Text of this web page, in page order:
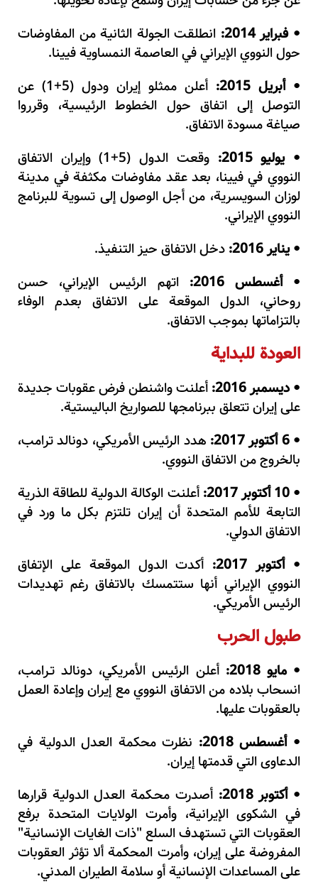
•فبراير 2014:
انطلقت الجولة الثانية من المفاوضات
حول النووي الإيراني في العاصمة النمساوية فيينا.
•أبريل 2015:
أعلن ممثلو إيران ودول (5+1) عن
التوصل إلى اتفاق حول الخطوط الرئيسية، وقرروا
صياغة مسودة الاتفاق.
•يوليو 2015:
وقعت الدول (5+1) وإيران الاتفاق
النووي في فيينا، بعد عقد مفاوضات مكثفة في مدينة
لوزان السويسرية، من أجل الوصول إلى تسوية للبرنامج
النووي الإيراني.
•يناير 2016: دخل الاتفاق حيز التنفيذ.
•أغسطس 2016:
اتهم الرئيس الإيراني، حسن
روحاني، الدول الموقعة على الاتفاق بعدم الوفاء
بالتزاماتها بموجب الاتفاق.
العودة للبداية
•ديسمبر 2016:
أعلنت واشنطن فرض عقوبات جديدة
على إيران تتعلق ببرنامجها للصواريخ الباليستية.
•6 أكتوبر 2017:
هدد الرئيس الأمريكي، دونالد ترامب،
بالخروج من الاتفاق النووي.
•10 أكتوبر 2017:
أعلنت الوكالة الدولية للطاقة الذرية
التابعة للأمم المتحدة أن إيران تلتزم بكل ما ورد في
الاتفاق الدولي.
•أكتوبر 2017:
أكدت الدول الموقعة على الإتفاق
النووي الإيراني أنها ستتمسك بالاتفاق رغم تهديدات
الرئيس الأمريكي.
طبول الحرب
•مايو 2018:
أعلن الرئيس الأمريكي، دونالد تـرامب،
انسحاب بلاده من الاتفاق النووي مع إيران وإعادة العمل
بالعقوبات عليها.
•أغسطس 2018:
نظرت محكمة العدل الدولية في
الدعاوى التي قدمتها إيران.
•أكتوبر 2018:
أصدرت محـكمة العدل الدولية قرارها
في الشكوى الإيرانية، وأمرت الولايات المتحدة برفع
العقوبات التي تستهدف السلع "ذات الغايات الإنسانية"
المفروضة على إيران، وأمرت المحكمة ألا تؤثر العقوبات
على المساعدات الإنسانية أو سلامة الطيران المدني.